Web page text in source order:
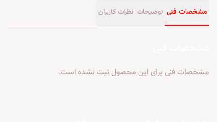
مشخصات فنی توضیحات نظرات کاربران
مشخصات فنی برای این محصول ثبت نشده است.